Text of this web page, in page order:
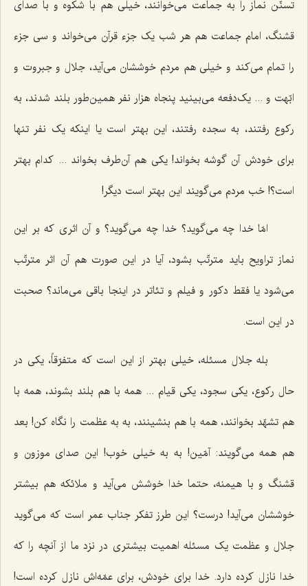
تسنّن نماز را به جماعت می‌خوانند، خیلی هم با شکوه و با صدای
قشنگ، امام جماعت هم هر شب یک جزء قرآن می‌خواند و سی جزء
را تمام می‌کند و خیلی هم مردم خوششان می‌آید، جلال و جبروت و
ابّهت و ... یک‌دفعه می‌بینید پنجاه هزار نفر همین‌طور بلند شدند، به
رکوع رفتند، به سجده رفتند، این بهتر است یا اینکه یک نفر تنها
برای خودش آن گوشه بخواند! یکی هم آن‌طرف بخواند ... کدام بهتر
است؟! خب مردم می‌گویند این بهتر است دیگر!
امّا خدا چه می‌گوید؟ خدا چه می‌گوید؟ و آن اثری که بر این
نماز تراویح باید مترتّب بشود، آیا در این صورت هم آن اثر مترتّب
می‌شود یا فقط دکور و فیلم و تئاتر در اینجا باقی می‌ماند؟ صحبت
در این است.
بله جلال مسئله، خیلی بهتر از این است که متفرّقاً، یکی در
حال رکوع، یکی سجود، یکی قیام ... همه با هم بلند بشوند، همه با
هم تشهّد بخوانند، همه با هم بنشینند، به به عظمت را نگاه کن! بعد
هم همه می‌گویند: آمّین! به به خیلی خوب! این صدای موزون و
قشنگ و با هیمنه، حتما خدا خوشش می‌آید و ملائکه هم بیشتر
خوششان می‌آید! درست؟ این طرز تفکر جناب عمر است که می‌گوید
جلال و عظمت یک مسئله اهمیت بیشتری در نزد ما از آنچه را که
خدا نازل کرده دارد. خدا برای خودش، برای عمّه‌اش نازل کرده است!